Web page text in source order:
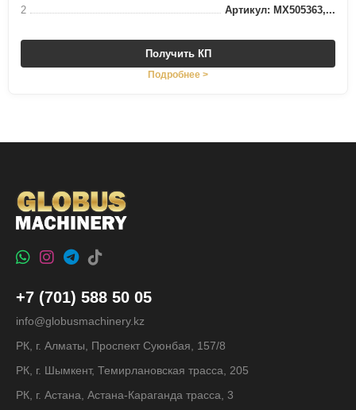
2
Артикул: MX505363,...
Получить КП
Подробнее >
+7 (701) 588 50 05
info@globusmachinery.kz
РК, г. Алматы, Проспект Суюнбая, 157/8
РК, г. Шымкент, Темирлановская трасса, 205
РК, г. Астана, Астана-Караганда трасса, 3